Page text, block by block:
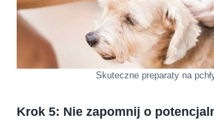
Skuteczne preparaty na
Krok 5: Nie zapomnij o